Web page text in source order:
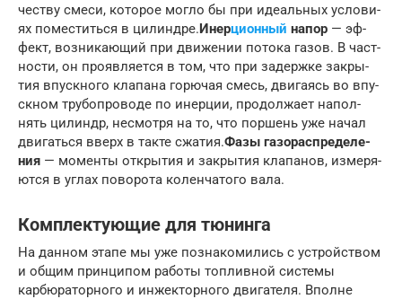
че­ст­ву сме­си, ко­то­рое мог­ло бы при иде­аль­ных ус­ло­ви­
ях по­ме­с­тить­ся в ци­лин­д­ре.Инер­ци­он­ный на­пор — эф­
фект, воз­ни­ка­ю­щий при дви­же­нии по­то­ка га­зов. В ча­ст­
но­сти, он про­яв­ля­ет­ся в том, что при за­держ­ке за­кры­
тия впу­ск­но­го кла­па­на го­рю­чая смесь, дви­га­ясь во впу­
ск­ном тру­бо­про­во­де по инер­ции, про­дол­жа­ет на­пол­
нять ци­линдр, не­смо­т­ря на то, что пор­шень уже на­чал
дви­гать­ся вверх в та­к­те сжа­тия.Фа­зы га­зо­рас­пре­де­ле­
ния — мо­мен­ты от­кры­тия и за­кры­тия кла­па­нов, из­ме­ря­
ют­ся в уг­лах по­во­ро­та ко­лен­ча­то­го ва­ла.
Комплектующие для тюнинга
На данном этапе мы уже познакомились с устройством
и общим принципом работы топливной системы
карбюраторного и инжекторного двигателя. Вполне